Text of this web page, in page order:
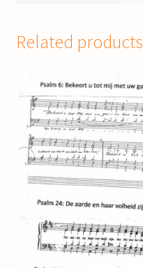
Related products